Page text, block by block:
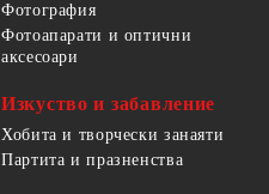
Фотография
Фотоапарати и оптични
аксесоари
Изкуство и забавление
Хобита и творчески занаяти
Партита и празненства